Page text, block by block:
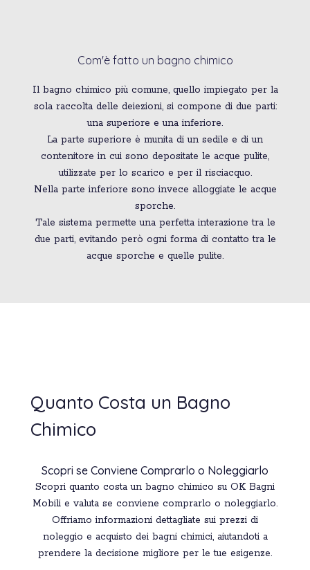
Com'è fatto un bagno chimico
Il bagno chimico più comune, quello impiegato per la
sola raccolta delle deiezioni, si compone di due parti:
una superiore e una inferiore.
La parte superiore è munita di un sedile e di un
contenitore in cui sono depositate le acque pulite,
utilizzate per lo scarico e per il risciacquo.
Nella parte inferiore sono invece alloggiate le acque
sporche.
Tale sistema permette una perfetta interazione tra le
due parti, evitando però ogni forma di contatto tra le
acque sporche e quelle pulite.
Quanto Costa un Bagno
Chimico
Scopri se Conviene Comprarlo o Noleggiarlo
Scopri quanto costa un bagno chimico su OK Bagni
Mobili e valuta se conviene comprarlo o noleggiarlo.
Offriamo informazioni dettagliate sui prezzi di
noleggio e acquisto dei bagni chimici, aiutandoti a
prendere la decisione migliore per le tue esigenze.